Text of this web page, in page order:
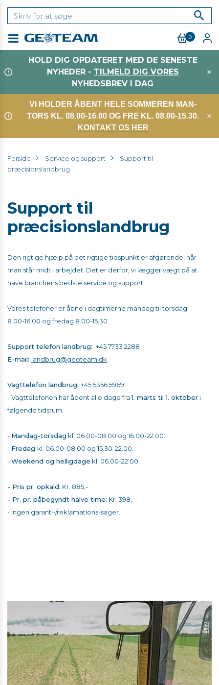
0
HOLD DIG OPDATERET MED DE SENESTE
NYHEDER - TILMELD DIG VORES
NYHEDSBREV I DAG
VI HOLDER ÅBENT HELE SOMMEREN MAN-
TORS KL. 08.00-16.00 OG FRE KL. 08.00-15.30.
KONTAKT OS HER
Forside Service og support
Support til
præcisionslandbrug
Support til
præcisionslandbrug
Den rigtige hjælp på det rigtige tidspunkt er afgørende, når
man står midt i arbejdet. Det er derfor, vi lægger vægt på at
have branchens bedste service og support.
Vores telefoner er åbne i dagtimerne mandag til torsdag:
8.00-16.00 og fredag 8.00-15.30.
Support telefon landbrug: +45 7733 2288
E-mail: landbrug@geoteam.dk
​Vagttelefon landbrug: +45 5356 5969
- Vagttelefonen har åbent alle dage fra1. marts til 1. oktober i
følgende tidsrum:
- Mandag-torsdag kl. 06.00-08.00 og 16.00-22.00.
- Fredag kl. 06.00-08.00 og 15.30-22.00.
-Weekend og helligdage kl. 06.00-22.00.
- Pris pr. opkald: Kr. 885,-
- Pr. pr. påbegyndt halve time: Kr. 398,-
- Ingen garanti-/reklamations-sager.